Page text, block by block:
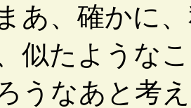
あ、確かに、
似たような
うなあと考